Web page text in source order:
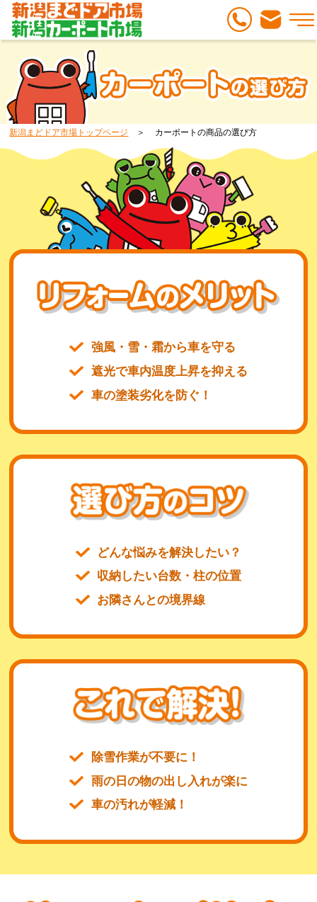
新潟まどドア市場トップページ カーポートの商品の選び方
強風・雪・霜から車を守る
遮光で車内温度上昇を抑える
車の塗装劣化を防ぐ！
どんな悩みを解決したい？
収納したい台数・柱の位置
お隣さんとの境界線
除雪作業が不要に！
雨の日の物の出し入れが楽に
車の汚れが軽減！